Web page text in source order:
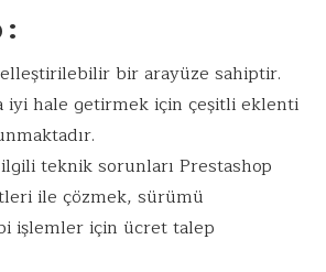
:
bir arayüze sahiptir.
iyi hale getirmek için çeşitli eklenti
teknik sorunları Prestashop
ile çözmek, sürümü
işlemler için ücret talep